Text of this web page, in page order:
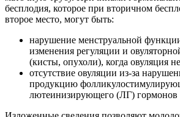
бесплодия, которое при вторичном
второе место, могут быть:
нарушение менструальной функции
изменения регуляции и
(кисты, опухоли), когда овуляция
отсутствие овуляции из-за
продукцию
лютеинизирующего (ЛГ) гормонов